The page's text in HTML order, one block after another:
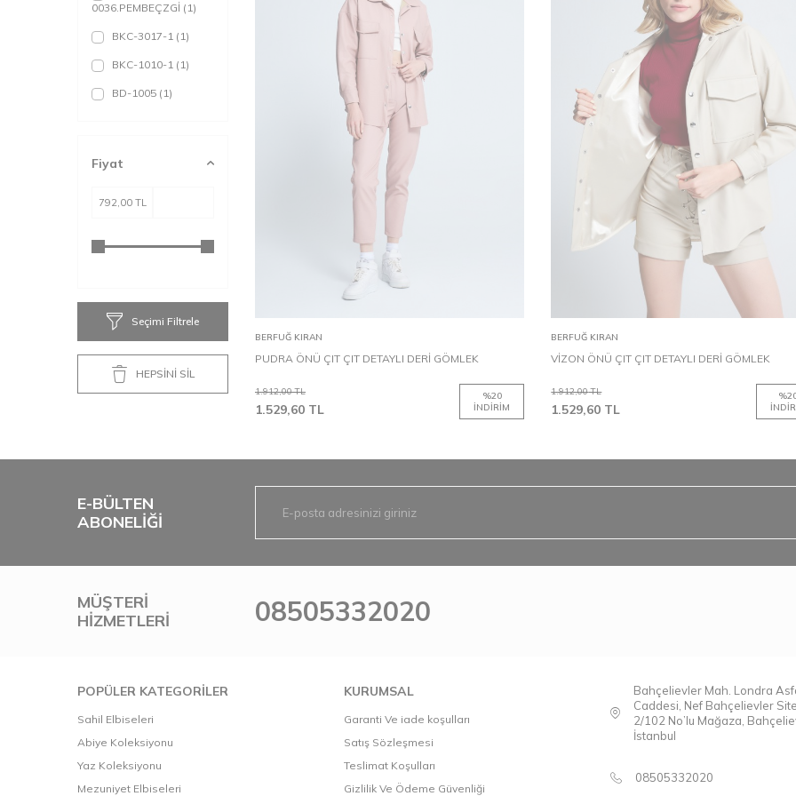
0036.PEMBEÇZGİ (1)
BKC-3017-1 (1)
BKC-1010-1 (1)
BD-1005 (1)
Fiyat
Seçimi Filtrele
HEPSİNİ SİL
Sepete Ekle
BERFUĞ KIRAN
PUDRA ÖNÜ ÇIT ÇIT DETAYLI DERİ GÖMLEK
1.912,00TL
1.529,60 TL
%20
İNDIRIM
Sepete Ekle
BERFUĞ KIRAN
VİZON ÖNÜ ÇIT ÇIT DETAYLI DERİ GÖMLEK
1.912,00TL
1.529,60 TL
%
E-BÜLTEN
ABONELIĞI
MÜŞTERI
HIZMETLERI
08505332020
POPÜLER KATEGORİLER
Sahil Elbiseleri
Abiye Koleksiyonu
Yaz Koleksiyonu
Mezuniyet Elbiseleri
KURUMSAL
Garanti Ve iade koşulları
Satış Sözleşmesi
Teslimat Koşulları
Gizlilik Ve Ödeme Güvenliği
Bahçelievler Mah. Londra
Caddesi, Nef Bahçelievler
2/102 No’lu Mağaza,
İstanbul
08505332020